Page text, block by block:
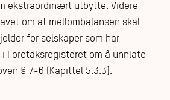
ekstraordinært utbytte. Videre
om at mellombalansen skal
for selskaper som har
Foretaksregisteret om å unnlate
§ 7-6 (Kapittel 5.3.3).